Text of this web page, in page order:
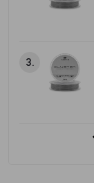
3.